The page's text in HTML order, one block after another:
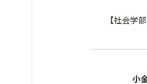
【社会学
小